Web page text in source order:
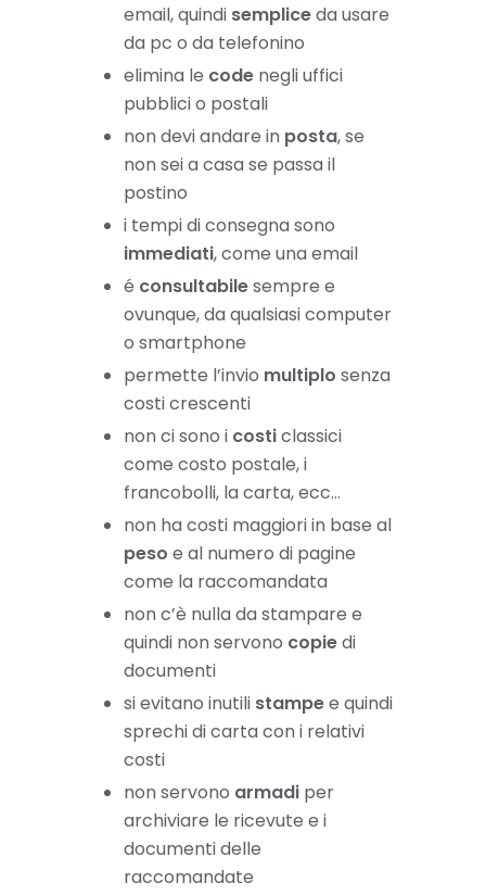
email, quindi sempliceda usare
da pc o da telefonino
elimina le code negli uffici
pubblici o postali
non devi andare in posta, se
non sei a casa se passa il
postino
i tempi di consegna sono
immediati, come una email
é consultabilesempre e
ovunque, da qualsiasi computer
o smartphone
permette l’invio multiplo senza
costi crescenti
non ci sono i costiclassici
come costo postale, i
francobolli, la carta, ecc…
non ha costi maggiori in base al
peso e al numero di pagine
come la raccomandata
non c’è nulla da stampare e
quindi non servono copiedi
documenti
si evitano inutili stampee quindi
sprechi di carta con i relativi
costi
non servono armadi per
archiviare le ricevute e i
documenti delle
raccomandate